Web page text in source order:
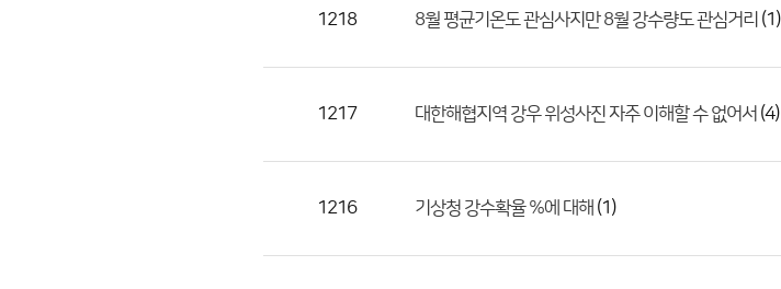
다.
1218 8월 평균기온도 관심사지만 8월 강수량도 관심거리 (1)
1217 대한해협지역 강우 위성사진 자주 이해할 수 없어서 (4)
1216 기상청 강수확율 %에 대해 (1)